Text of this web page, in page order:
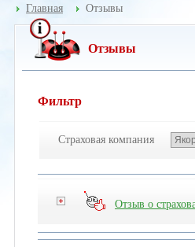
Главная Отзывы
Отзывы
Фильтр
Страховая компания
Отзыв о